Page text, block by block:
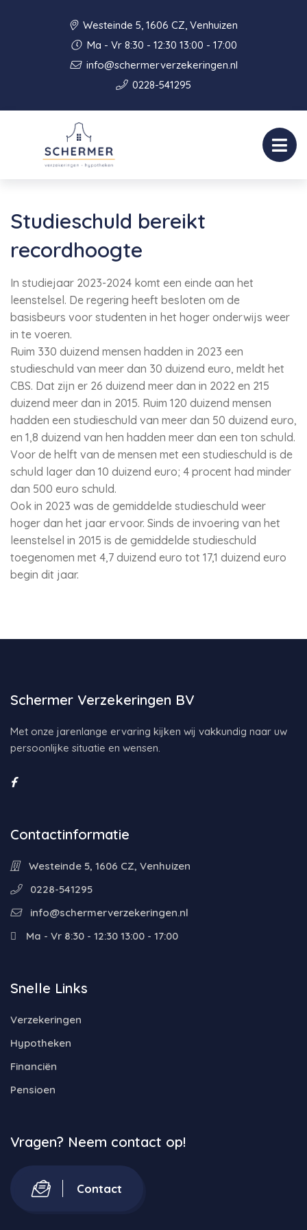
Westeinde 5, 1606 CZ, Venhuizen
Ma - Vr 8:30 - 12:30 13:00 - 17:00
info@schermerverzekeringen.nl
0228-541295
Studieschuld bereikt
recordhoogte
In studiejaar 2023-2024 komt een einde aan het
leenstelsel. De regering heeft besloten om de
basisbeurs voor studenten in het hoger onderwijs weer
in te voeren.
Ruim 330 duizend mensen hadden in 2023 een
studieschuld van meer dan 30 duizend euro, meldt het
CBS. Dat zijn er 26 duizend meer dan in 2022 en 215
duizend meer dan in 2015. Ruim 120 duizend mensen
hadden een studieschuld van meer dan 50 duizend euro,
en 1,8 duizend van hen hadden meer dan een ton schuld.
Voor de helft van de mensen met een studieschuld is de
schuld lager dan 10 duizend euro; 4 procent had minder
dan 500 euro schuld.
Ook in 2023 was de gemiddelde studieschuld weer
hoger dan het jaar ervoor. Sinds de invoering van het
leenstelsel in 2015 is de gemiddelde studieschuld
toegenomen met 4,7 duizend euro tot 17,1 duizend euro
begin dit jaar.
Schermer Verzekeringen BV
Met onze jarenlange ervaring kijken wij vakkundig naar uw
persoonlijke situatie en wensen.
Contactinformatie
Westeinde 5, 1606 CZ, Venhuizen
0228-541295
info@schermerverzekeringen.nl
Ma - Vr 8:30 - 12:30 13:00 - 17:00
Snelle Links
Verzekeringen
Hypotheken
Financiën
Pensioen
Vragen? Neem contact op!
Contact